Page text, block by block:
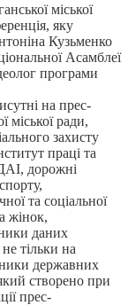
міської
яку
Кузьменко
Асамблеї
програми
на прес-
міської ради,
захисту
праці та
дорожні
та соціальної
жінок,
даних
тільки на
державних
створено при
прес-